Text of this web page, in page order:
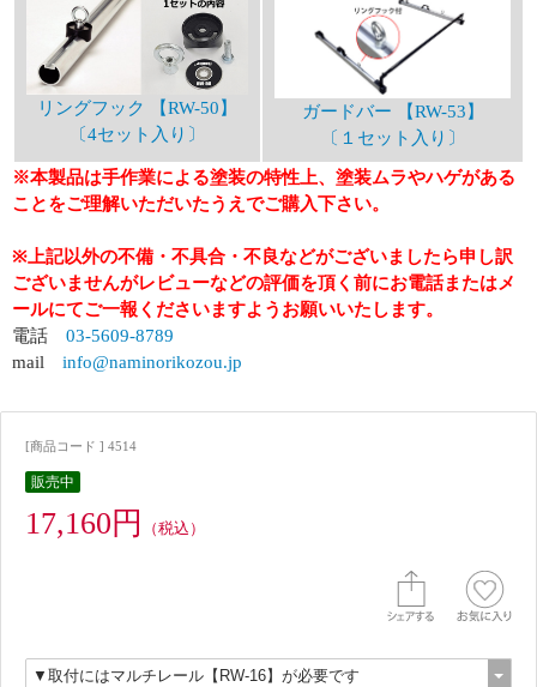
リングフック 【RW-50】
〔4セット入り〕
ガードバー 【RW-53】
〔１セット入り〕
※本製品は手作業による塗装の特性上、塗装ムラやハゲがある
ことをご理解いただいたうえでご購入下さい。
※上記以外の不備・不具合・不良などがございましたら申し訳
ございませんがレビューなどの評価を頂く前にお電話またはメ
ールにてご一報くださいますようお願いいたします。
電話 03-5609-8789
mail info@naminorikozou.jp
[商品コード ] 4514
販売中
17,160円 （税込）